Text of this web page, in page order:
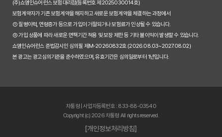
(주)쇼엠인슈어런스 보험대리점(등록번호 제2025030014호)
보험계약자가 기존 보험계약을 해지하고 새로운 보험계약을 체결하는 과정에서
① 질병이력, 연령증가 등으로 가입이 거절되거나 보험료가 인상될 수 있습니다.
② 가입 상품에 따라 새로운 면책기간 적용 및 보장 제한 등 기타 불이익이 발생할 수 있습니다.
쇼엠인슈어런스 준법감시인 심의필 제M-20260832호 (2026.08.03~2027.08.02)
본 광고는 광고심의기준을 준수하였으며, 유효기간은 심의일로부터 1년입니다.
차통령 | 사업자등록번호 : 833-88-03540
Copyright (c) 2026 차통령 All rights reserved.
[개인정보처리방침]